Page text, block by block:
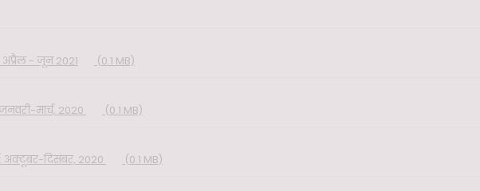
अप्रैल - जून 2021 (0.1 MB)
जनवरी-मार्च, 2020 (0.1 MB)
अक्टूबर-दिसंबर, 2020 (0.1 MB)